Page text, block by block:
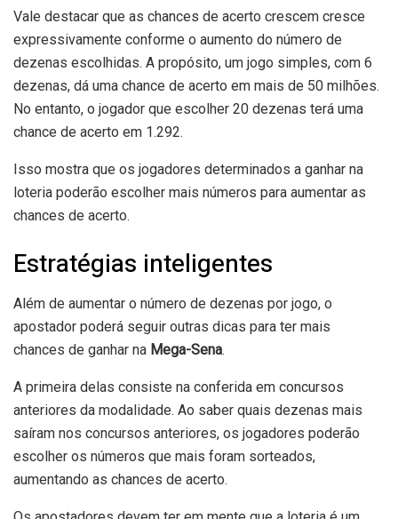
Vale destacar que as chances de acerto crescem cresce
expressivamente conforme o aumento do número de
dezenas escolhidas. A propósito, um jogo simples, com 6
dezenas, dá uma chance de acerto em mais de 50 milhões.
No entanto, o jogador que escolher 20 dezenas terá uma
chance de acerto em 1.292.
Isso mostra que os jogadores determinados a ganhar na
loteria poderão escolher mais números para aumentar as
chances de acerto.
Estratégias inteligentes
Além de aumentar o número de dezenas por jogo, o
apostador poderá seguir outras dicas para ter mais
chances de ganhar na Mega-Sena.
A primeira delas consiste na conferida em concursos
anteriores da modalidade. Ao saber quais dezenas mais
saíram nos concursos anteriores, os jogadores poderão
escolher os números que mais foram sorteados,
aumentando as chances de acerto.